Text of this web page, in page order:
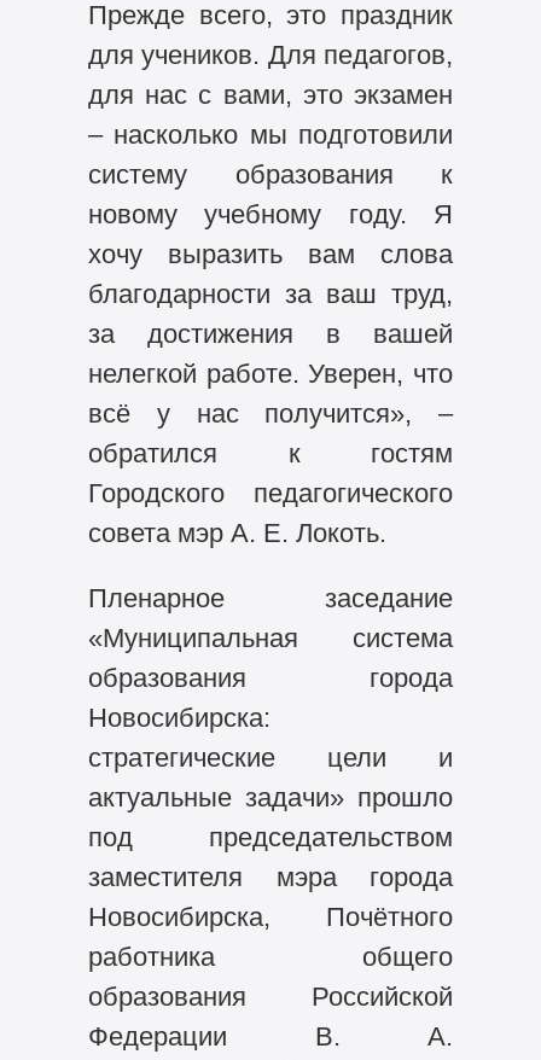
Прежде всего, это праздник
для учеников. Для педагогов,
для нас с вами, это экзамен
– насколько мы подготовили
систему образования к
новому учебному году. Я
хочу выразить вам слова
благодарности за ваш труд,
за достижения в вашей
нелегкой работе. Уверен, что
всё у нас получится», –
обратился к гостям
Городского педагогического
совета мэр А. Е. Локоть.
Пленарное заседание
«Муниципальная система
образования города
Новосибирска:
стратегические цели и
актуальные задачи» прошло
под председательством
заместителя мэра города
Новосибирска, Почётного
работника общего
образования Российской
Федерации В. А.